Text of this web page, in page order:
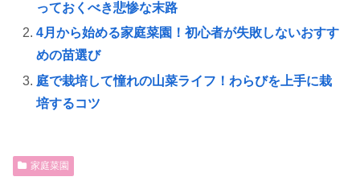
っておくべき悲惨な末路
4月から始める家庭菜園！初心者が失敗しないおすす
めの苗選び
庭で栽培して憧れの山菜ライフ！わらびを上手に栽
培するコツ
家庭菜園